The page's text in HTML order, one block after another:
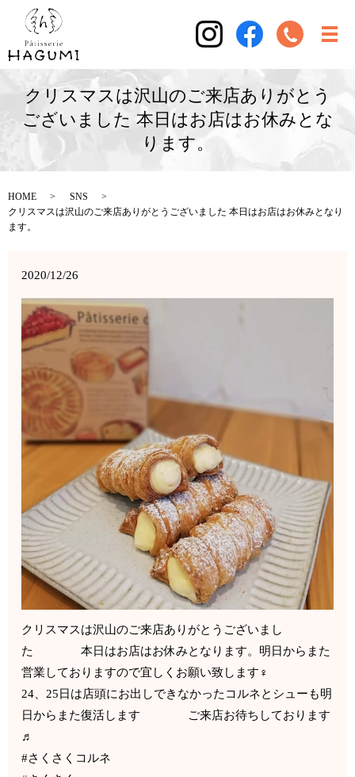
クリスマスは沢山のご来店ありがとう
ございました 本日はお店はお休みとな
ります。
HOME
SNS
クリスマスは沢山のご来店ありがとうございました 本日はお店はお休みとなり
ます。
2020/12/26
クリスマスは沢山のご来店ありがとうございまし
た 本日はお店はお休みとなります。明日からまた
営業しておりますので宜しくお願い致します‍♀️
24、25日は店頭にお出しできなかったコルネとシューも明
日からまた復活します ご来店お待ちしております
♬
#さくさくコルネ